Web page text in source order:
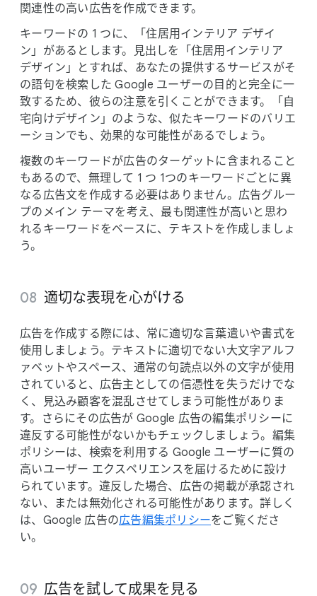
関連性の​高い​広告を​作成できます。
キーワードの 1 つに、​「住居用インテリア デザイ
ン」が​あるとします。​見出しを​「住居用インテリア
デザイン」と​すれば、​あなたの​提供する​サービスが​そ
の​語句を​検索した Google ユーザーの​目的と​完全に​一
致する​ため、​彼らの​注意を​引く​ことができます。​「自
宅向けデザイン」のような、​似た​キーワードの​バリエ
ーションでも、​効果的な​可能性が​あるでしょう。
複数の​キーワードが​広告の​ターゲットに​含まれる​こと
もあるので、​無理して 1 つ 1つの​キーワードごとに​異
なる​広告文を​作成する​必要は​ありません。​広告グルー
プの​メイン テーマを​考え、​最も​関連性が​高いと​思わ
れる​キーワードを​ベースに、​テキストを​作成しましょ
う。
適切な​表現を​心がける
広告を​作成する​際には、​常に​適切な​言葉遣いや​書式を​
使用しましょう。​テキストに​適切でない​大文字アルフ
ァベットや​スペース、​通常の​句読点以外の​文字が​使用
されていると、​広告主と​しての​信憑性を​失うだけでな
く、​見込み顧客を​混乱させてしまう​可能性が​ありま
す。​さらに​その​広告が Google 広告の​編集ポリシーに​
違反する​可能性が​ないかも​チェックしましょう。​編集
ポリシーは、​検索を​利用する Google ユーザーに​質の​
高い​ユーザー エクスペリエンスを​届ける​ために​設け
られています。​違反した​場合、​広告の​掲載が​承認され
ない、​または​無効化される​可能性が​あります。​詳しく
は、​Google 広告の​広告編集ポリシーを​ご覧くださ
い。
広告を​試して​成果を​見る